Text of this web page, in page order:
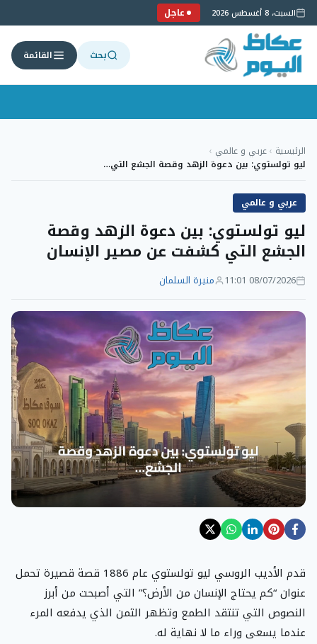
السبت، 8 أغسطس 2026 عاجل
بحث القائمة
إلى
المحتوى
الرئيسية ›عربي و عالمي ›
ليو تولستوي: بين دعوة الزهد وقصة الجشع التي…
عربي و عالمي
ليو تولستوي: بين دعوة الزهد وقصة
الجشع التي كشفت عن مصير الإنسان
08/07/2026 11:01 منيرة السلمان
قدم الأديب الروسي ليو تولستوي عام 1886 قصة قصيرة تحمل
عنوان “كم يحتاج الإنسان من الأرض؟” التي أصبحت من أبرز
النصوص التي تنتقد الطمع وتظهر الثمن الذي يدفعه المرء
عندما يسعى وراء ما لا نهاية له.